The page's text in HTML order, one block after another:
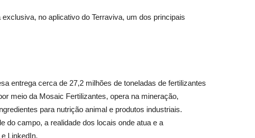
no aplicativo do Terraviva, um dos principais
entrega cerca de 27,2 milhões de toneladas de fertilizantes
meio da Mosaic Fertilizantes, opera na mineração,
para nutrição animal e produtos industriais.
do campo, a realidade dos locais onde atua e a
LinkedIn.